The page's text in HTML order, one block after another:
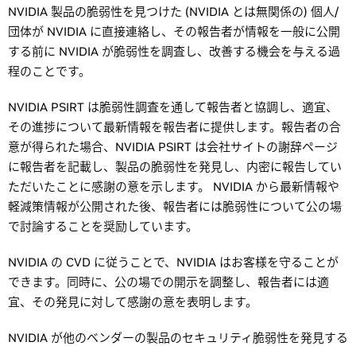
NVIDIA 製品の脆弱性を見つけた (NVIDIA とは無関係の) 個人/
団体が NVIDIA に直接連絡し、その報告者が情報を一般に公開
する前に NVIDIA が脆弱性を調査し、改善する機会を与える過
程のことです。
NVIDIA PSIRT は脆弱性調査を通して報告者と協調し、適宜、
その進捗について最新情報を報告者に提供します。報告者の合
意が得られた場合、NVIDIA PSIRT は会社サイトの謝辞ページ
に報告者を記載し、製品の脆弱性を発見し、内密に報告してい
ただいたことに感謝の意を示します。 NVIDIA から最新情報や
軽減策情報が公開された後、報告者には脆弱性について公の場
で討論することを奨励しています。
NVIDIA の CVD に従うことで、NVIDIA はお客様を守ることが
できます。同時に、公の場での開示を調整し、報告者には適
宜、その発見に対して感謝の意を表明します。
NVIDIA が他のベンダーの製品のセキュリティ脆弱性を発見する